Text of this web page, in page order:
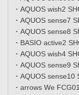
・AQUOS wish2
・AQUOS sense7
・AQUOS sense8
・BASIO active2
・AQUOS wish4
・AQUOS sense9
・AQUOS sense10
・arrows We FCG01